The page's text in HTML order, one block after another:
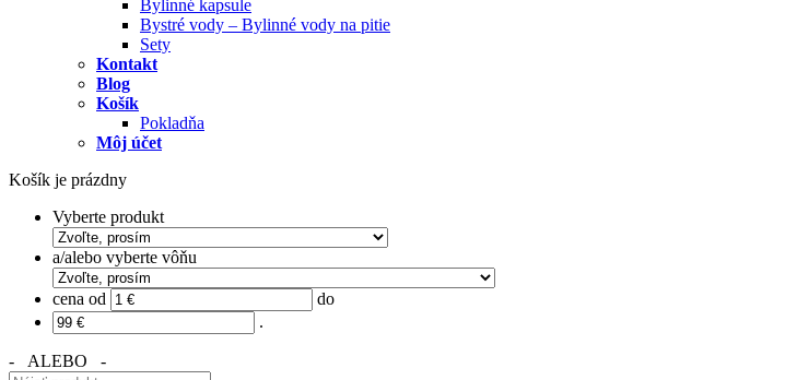
Bylinné kapsule
Bystré vody – Bylinné vody na pitie
Sety
Kontakt
Blog
Košík
Pokladňa
Môj účet
Košík je prázdny
Vyberte produkt
a/alebo vyberte vôňu
cena od
do
.
- ALEBO -